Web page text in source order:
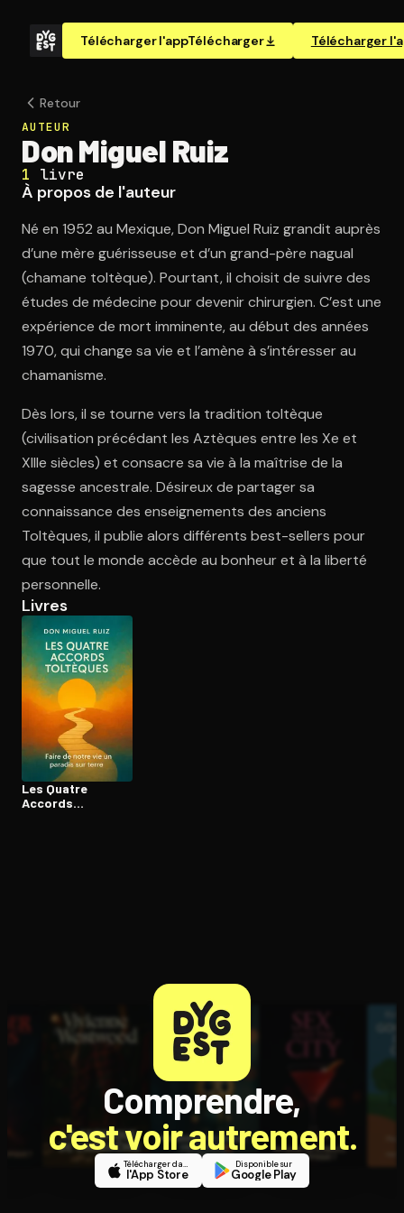
Télécharger l'appTélécharger Télécharger
Ouvre l'app Appareil photo, pointe sur le code. C'est gratuit à
Retour
AUTEUR
Don Miguel Ruiz
1 livre
À propos de l'auteur
Né en 1952 au Mexique, Don Miguel Ruiz grandit auprès
d’une mère guérisseuse et d’un grand-père nagual
(chamane toltèque). Pourtant, il choisit de suivre des
études de médecine pour devenir chirurgien. C’est une
expérience de mort imminente, au début des années
1970, qui change sa vie et l’amène à s’intéresser au
chamanisme.
Dès lors, il se tourne vers la tradition toltèque
(civilisation précédant les Aztèques entre les Xe et
XIIIe siècles) et consacre sa vie à la maîtrise de la
sagesse ancestrale. Désireux de partager sa
connaissance des enseignements des anciens
Toltèques, il publie alors différents best-sellers pour
que tout le monde accède au bonheur et à la liberté
personnelle.
Livres
Les Quatre
Accords
Comprendre,
c'est voir autrement.
Télécharger dans
l'App Store
Disponible sur
Google Play